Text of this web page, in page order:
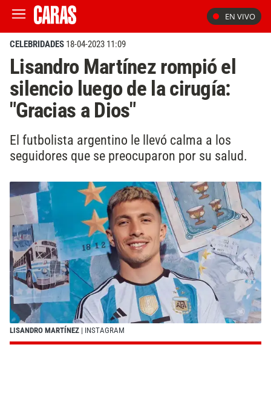
EN VIVO
CELEBRIDADES 18-04-2023 11:09
Lisandro Martínez rompió el
silencio luego de la cirugía:
"Gracias a Dios"
El futbolista argentino le llevó calma a los
seguidores que se preocuparon por su salud.
LISANDRO MARTÍNEZ | INSTAGRAM